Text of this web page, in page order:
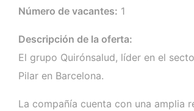
Número de vacantes: 1
Descripción de la oferta:
El grupo Quirónsalud, líder en el
Pilar en Barcelona.
La compañía cuenta con una amplia